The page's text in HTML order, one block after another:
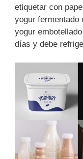
etiquetar con
yogur fermentado
yogur
días y debe